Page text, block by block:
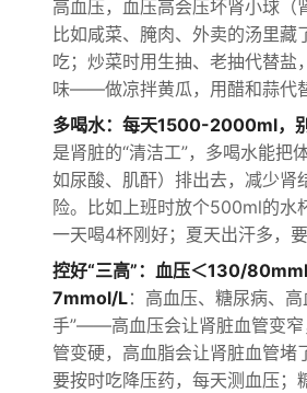
高血压，血压高会压坏肾小球（
比如咸菜、腌肉、外卖的汤里藏
吃；炒菜时用生抽、老抽代替盐
味——做凉拌黄瓜，用醋和蒜代
多喝水：每天1500-2000ml，
是肾脏的“清洁工”，多喝水能把
如尿酸、肌酐）排出去，减少肾
险。比如上班时放个500ml的水
一天喝4杯刚好；夏天出汗多，
控好“三高”：血压＜130/
7mmol/L：高血压、糖尿病、
手”——高血压会让肾脏血管变窄
管变硬，高血脂会让肾脏血管堵
要按时吃降压药，每天测血压；